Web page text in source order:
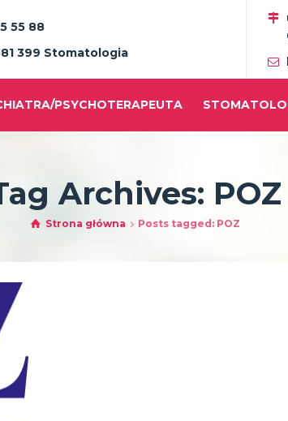
55 88
399 Stomatologia
PSYCHOTERAPEUTA
Archives: POZ
Strona główna Posts tagged: POZ